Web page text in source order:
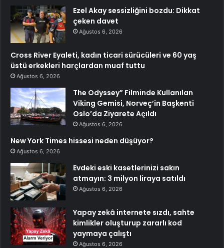
Ezel Akay sessizliğini bozdu: Dikkat
çeken davet
Ağustos 6, 2026
Cross River Eyaleti, kadın ticari sürücüleri ve 60 yaş
üstü erkekleri harçlardan muaf tuttu
Ağustos 6, 2026
The Odyssey” Filminde Kullanılan
Viking Gemisi, Norveç’in Başkenti
Oslo’da Ziyarete Açıldı
Ağustos 6, 2026
New York Times hissesi neden düşüyor?
Ağustos 6, 2026
Evdeki eski kasetlerinizi sakın
atmayın: 3 milyon liraya satıldı
Ağustos 6, 2026
Yapay zekâ internete sızdı, sahte
kimlikler oluşturup zararlı kod
yaymaya çalıştı
Ağustos 6, 2026